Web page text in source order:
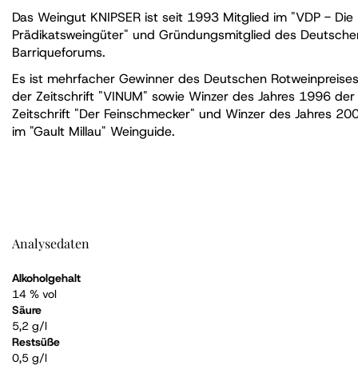
Das Weingut KNIPSER ist seit 1993 Mitglied im "VDP - Die
Prädikatsweingüter" und Gründungsmitglied des
Barriqueforums.
Es ist mehrfacher Gewinner des Deutschen Rotweinpreises
der Zeitschrift "VINUM" sowie Winzer des Jahres 1996 der
Zeitschrift "Der Feinschmecker" und Winzer des Jahres
im "Gault Millau" Weinguide.
Analysedaten
Alkoholgehalt
14 % vol
Säure
5,2 g/l
Restsüße
0,5 g/l